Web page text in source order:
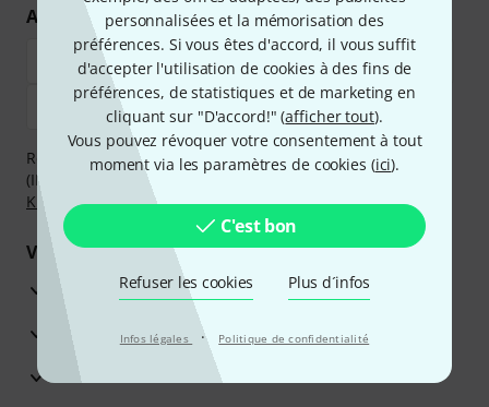
personnalisées et la mémorisation des
préférences. Si vous êtes d'accord, il vous suffit
d'accepter l'utilisation de cookies à des fins de
préférences, de statistiques et de marketing en
cliquant sur "D'accord!" (afficher tout).
Vous pouvez révoquer votre consentement à tout
moment via les paramètres de cookies (ici).
C'est bon
Refuser les cookies Plus d´infos
Infos légales · Politique de confidentialité
Achetez et payez en toute sécurité
Réglez de manière sûre et sécurisée par Virement
(IBAN/BIC), PayPal, Amazon Pay,
Klarna Payer Maintenant
Klarna Payer en 3 foisou Carte de crédit.
Vos avantages
Ga­ran­tie Thomann 3 ans
Garantie 30 jours satisfait ou remboursé